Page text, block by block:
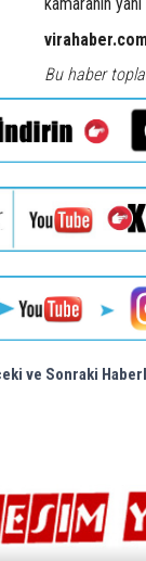
Bu haber
ve Sonraki